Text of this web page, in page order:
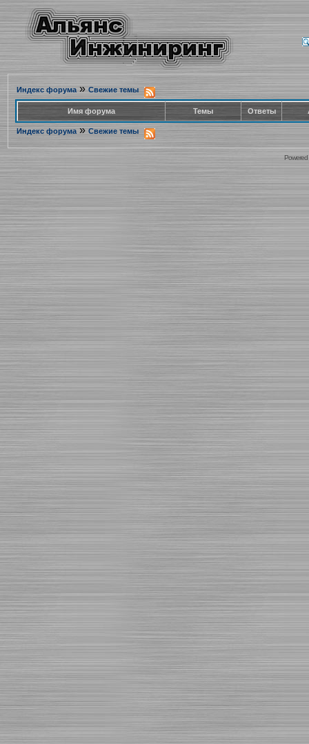
Индекс форума» Свежие темы
Имя форума Темы Ответы
Индекс форума » Свежие темы